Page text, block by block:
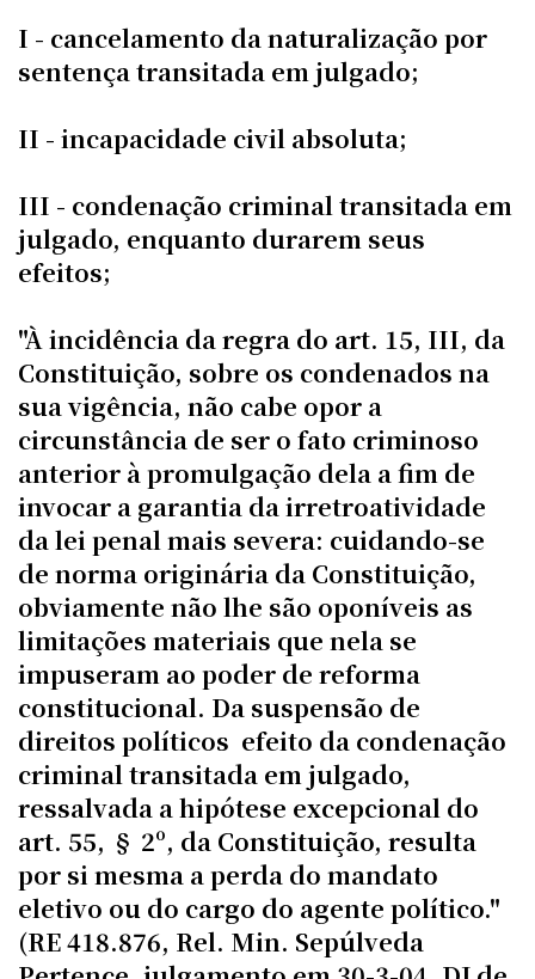
I - cancelamento da naturalização por
sentença transitada em julgado;
II - incapacidade civil absoluta;
III - condenação criminal transitada em
julgado, enquanto durarem seus
efeitos;
"À incidência da regra do art. 15, III, da
Constituição, sobre os condenados na
sua vigência, não cabe opor a
circunstância de ser o fato criminoso
anterior à promulgação dela a fim de
invocar a garantia da irretroatividade
da lei penal mais severa: cuidando-se
de norma originária da Constituição,
obviamente não lhe são oponíveis as
limitações materiais que nela se
impuseram ao poder de reforma
constitucional. Da suspensão de
direitos políticos  efeito da condenação
criminal transitada em julgado,
ressalvada a hipótese excepcional do
art. 55, § 2º, da Constituição, resulta
por si mesma a perda do mandato
eletivo ou do cargo do agente político."
(RE 418.876, Rel. Min. Sepúlveda